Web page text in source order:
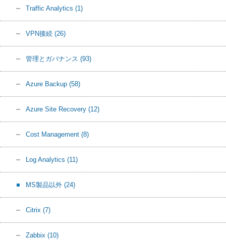
Traffic Analytics (1)
VPN接続 (26)
管理とガバナンス (93)
Azure Backup (58)
Azure Site Recovery (12)
Cost Management (8)
Log Analytics (11)
MS製品以外 (24)
Citrix (7)
Zabbix (10)